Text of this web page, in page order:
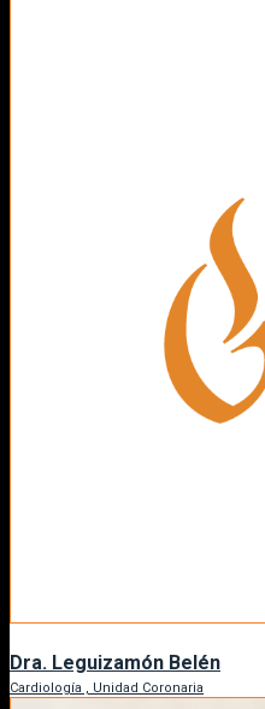
Dra. Leguizamón Belén
Cardiología , Unidad Coronaria